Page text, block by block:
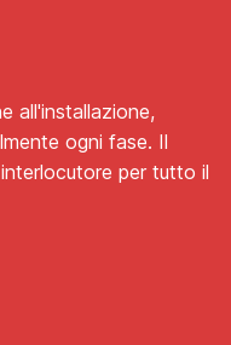
all'installazione,
ogni fase. Il
per tutto il